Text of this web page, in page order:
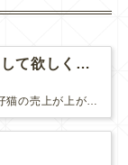
クリスマスにプレゼントして欲しくないもの
毎年、この時期になると仔犬・仔猫の売上が上がるそうです。ペットをクリスマスプレゼントにする人が多いからです。(さらに&helli…